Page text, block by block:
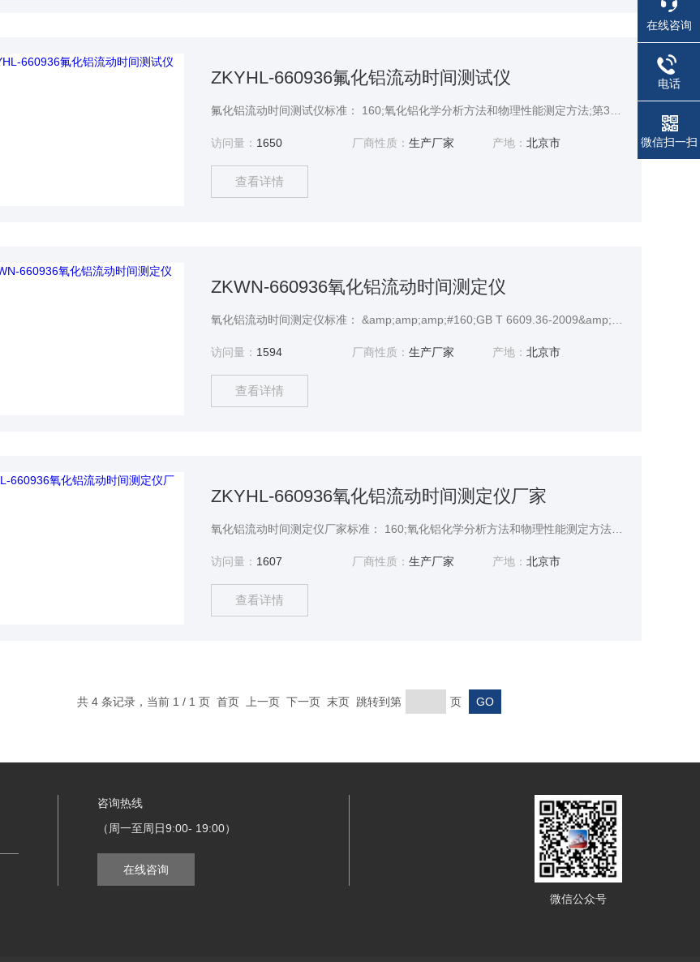
ZKYHL-660936氟化铝流动时间测试仪
访问量： 1650 厂商性质： 生产厂家 产地：北京市
查看详情
ZKWN-660936氧化铝流动时间测定仪
访问量： 1594 厂商性质： 生产厂家 产地：北京市
查看详情
ZKYHL-660936氧化铝流动时间测定仪厂家
访问量： 1607 厂商性质： 生产厂家 产地：北京市
查看详情
共 4 条记录，当前 1 / 1 页 首页 上一页 下一页 末页 跳转到第 页
咨询热线
（周一至周日9:00- 19:00）
在线咨询
微信公众号
在线咨询
电话
微信扫一扫